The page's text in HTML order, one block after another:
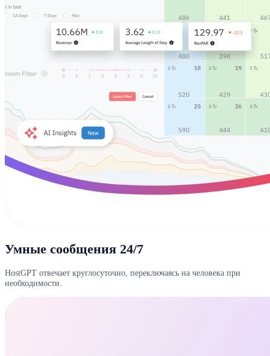
Умные сообщения 24/7
HostGPT отвечает круглосуточно, переключаясь на человека при
необходимости.